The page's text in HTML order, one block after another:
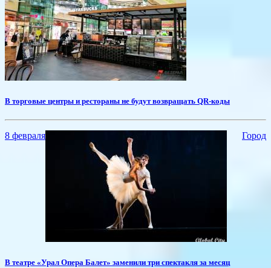
​В торговые центры и рестораны не будут возвращать QR-коды
8 февраля Город
В театре «Урал Опера Балет» заменили три спектакля за месяц